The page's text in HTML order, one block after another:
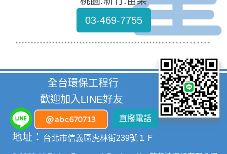
03-469-7755
全台環保工程行
歡迎加入LINE好友
直撥電話
地址： 台北市信義區虎林街239號１Ｆ